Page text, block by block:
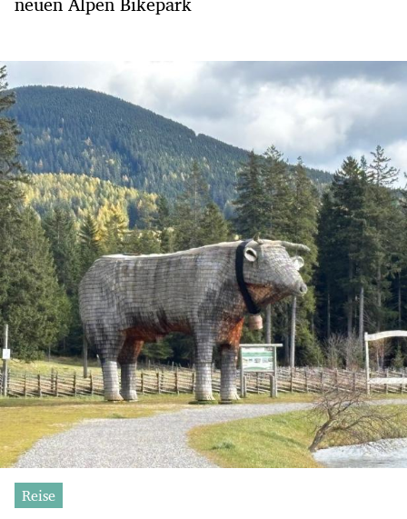
Reise